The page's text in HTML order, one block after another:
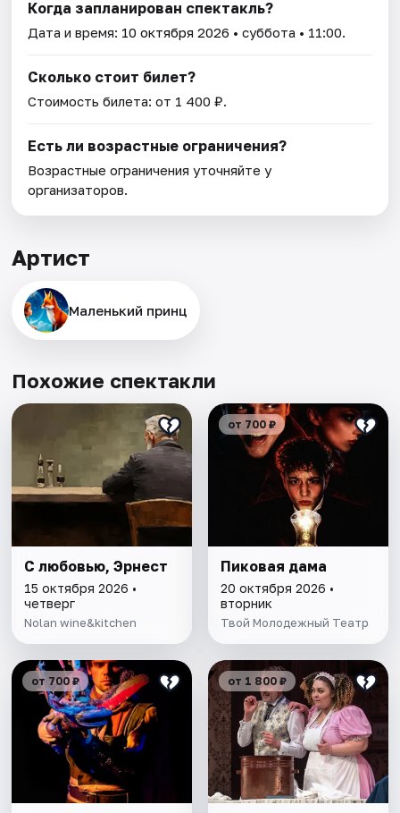
Когда запланирован спектакль?
Дата и время: 10 октября 2026 • суббота • 11:00.
Сколько стоит билет?
Стоимость билета: от 1 400 ₽.
Есть ли возрастные ограничения?
Возрастные ограничения уточняйте у
организаторов.
Артист
Маленький принц
Похожие спектакли
С любовью, Эрнест
15 октября 2026 •
четверг
Nolan wine&kitchen
от 700 ₽
Пиковая дама
20 октября 2026 •
вторник
Твой Молодежный Театр
от 700 ₽ от 1 800 ₽